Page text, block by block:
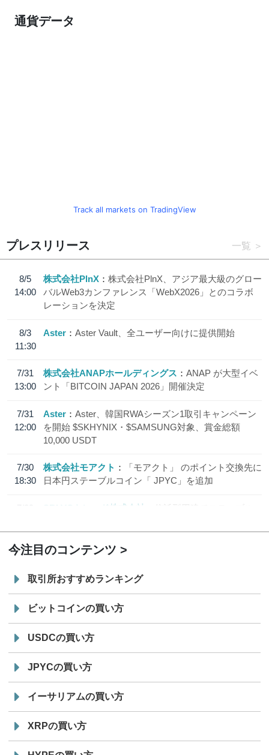
通貨データ
Track all markets on TradingView
プレスリリース 一覧
8/5
14:00
株式会社PlnX
株式会社PlnX、アジア最大級のグロー
バルWeb3カンファレンス「WebX2026」とのコラボ
レーションを決定
8/3
11:30
Aster Aster Vault、全ユーザー向けに提供開始
7/31
13:00
株式会社ANAPホールディングス
ANAP が大型イベ
ント「BITCOIN JAPAN 2026」開催決定
7/31
12:00
Aster
Aster、韓国RWAシーズン1取引キャンペーン
を開始 $SKHYNIX・$SAMSUNG対象、賞金総額
10,000 USDT
7/30
18:30
株式会社モアクト
「モアクト」 のポイント交換先に
日本円ステーブルコイン「 JPYC」を追加
7/29
SBI VCトレード株式会社
信託型円建てステーブル
今注目のコンテンツ
取引所おすすめランキング
ビットコインの買い方
USDCの買い方
JPYCの買い方
イーサリアムの買い方
XRPの買い方